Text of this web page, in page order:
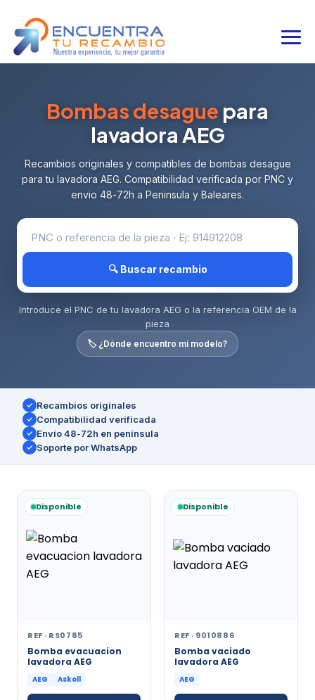
Bombas desague para
lavadora AEG
Recambios originales y compatibles de bombas desague
para tu lavadora AEG. Compatibilidad verificada por PNC y
envio 48-72h a Peninsula y Baleares.
🔍 Buscar recambio
Introduce el PNC de tu lavadora AEG o la referencia OEM de la
pieza
🏷️ ¿Dónde encuentro mi modelo?
✓ Recambios originales
✓ Compatibilidad verificada
✓ Envío 48-72h en península
✓ Soporte por WhatsApp
Disponible
REF · RS0785
Bomba evacuacion
lavadora AEG
AEG Askoll
Disponible
REF · 9010886
Bomba vaciado
lavadora AEG
AEG